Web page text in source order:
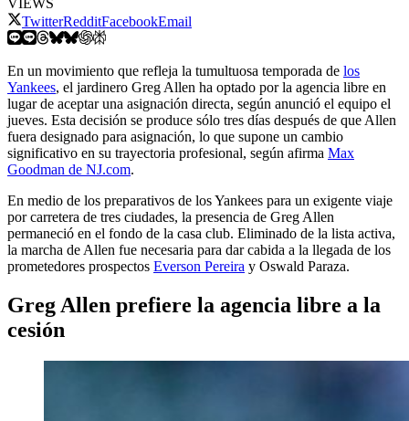
TwitterRedditFacebookEmail
En un movimiento que refleja la tumultuosa temporada de los
Yankees, el jardinero Greg Allen ha optado por la agencia libre en
lugar de aceptar una asignación directa, según anunció el equipo el
jueves. Esta decisión se produce sólo tres días después de que Allen
fuera designado para asignación, lo que supone un cambio
significativo en su trayectoria profesional, según afirma Max
Goodman de NJ.com.
En medio de los preparativos de los Yankees para un exigente viaje
por carretera de tres ciudades, la presencia de Greg Allen
permaneció en el fondo de la casa club. Eliminado de la lista activa,
la marcha de Allen fue necesaria para dar cabida a la llegada de los
prometedores prospectos Everson Pereira y Oswald Paraza.
Greg Allen prefiere la agencia libre a la
cesión